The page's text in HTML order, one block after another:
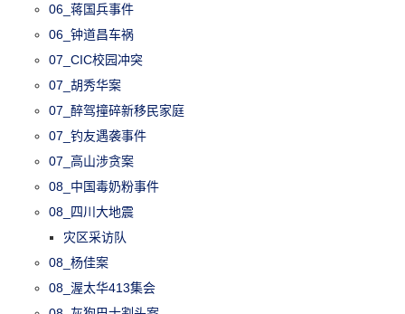
06_蒋国兵事件
06_钟道昌车祸
07_CIC校园冲突
07_胡秀华案
07_醉驾撞碎新移民家庭
07_钓友遇袭事件
07_高山涉贪案
08_中国毒奶粉事件
08_四川大地震
灾区采访队
08_杨佳案
08_渥太华413集会